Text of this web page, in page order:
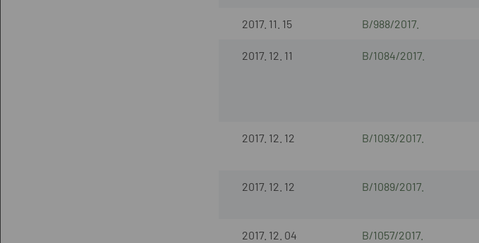
2017. 11. 15 B/988/2017.
2017. 12. 11 B/1084/2017.
2017. 12. 12 B/1093/2017.
2017. 12. 12 B/1089/2017.
2017. 12. 04 B/1057/2017.